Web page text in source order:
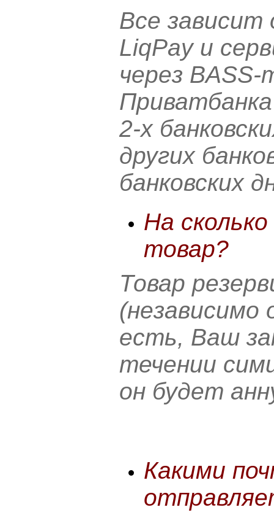
Все
LiqPay и
через
2-х
других
банковских
На
товар?
Товар
есть, Ваш
течении
он будет
Какими